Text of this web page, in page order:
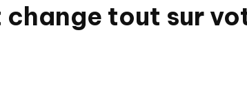
tout sur